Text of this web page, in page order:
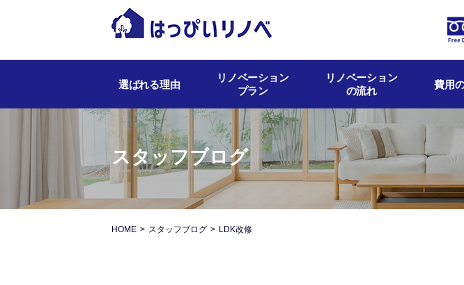
選ばれる理由
リノベーション
プラン
リノベーション
の流れ
費用
スタッフブログ
HOME スタッフブログ LDK改修